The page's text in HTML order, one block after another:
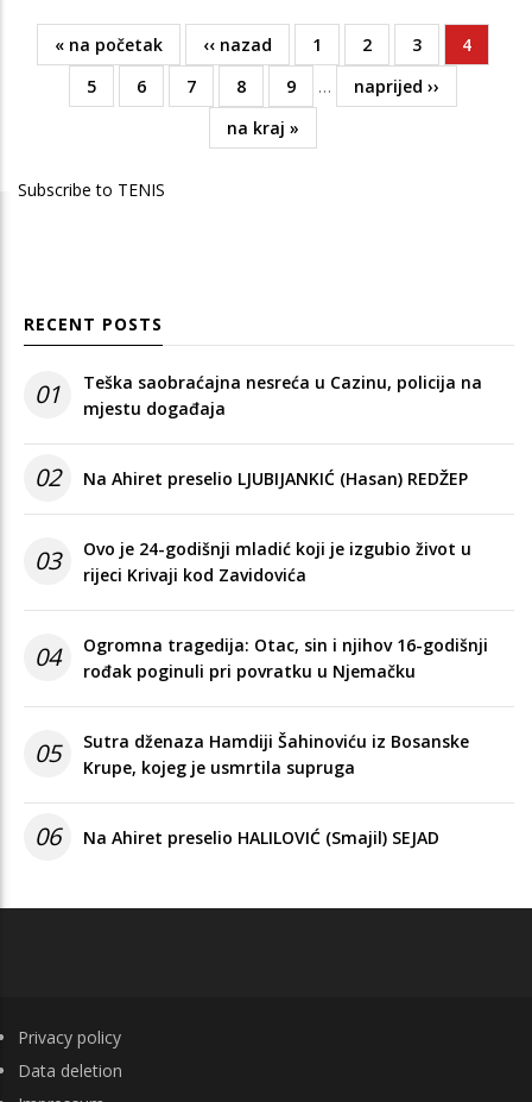
Pagination
First
page
« na početak
Previous
page
‹‹ nazad Page
1 Page
2 Page
3
Current
page
4
Page
5 Page
6 Page
7 Page
8 Page
9 …
Next
page
naprijed ››
Last
page
na kraj »
Subscribe to TENIS
RECENT POSTS
01
Teška saobraćajna nesreća u Cazinu, policija na
mjestu događaja
02 Na Ahiret preselio LJUBIJANKIĆ (Hasan) REDŽEP
03
Ovo je 24-godišnji mladić koji je izgubio život u
rijeci Krivaji kod Zavidovića
04
Ogromna tragedija: Otac, sin i njihov 16-godišnji
rođak poginuli pri povratku u Njemačku
05
Sutra dženaza Hamdiji Šahinoviću iz Bosanske
Krupe, kojeg je usmrtila supruga
06 Na Ahiret preselio HALILOVIĆ (Smajil) SEJAD
FOOTER
Privacy policy
Data deletion